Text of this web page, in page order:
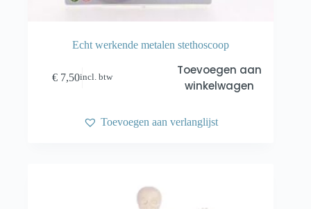
Echt werkende metalen stethoscoop
€ 7,50incl. btw
Toevoegen aan
winkelwagen
Toevoegen aan verlanglijst